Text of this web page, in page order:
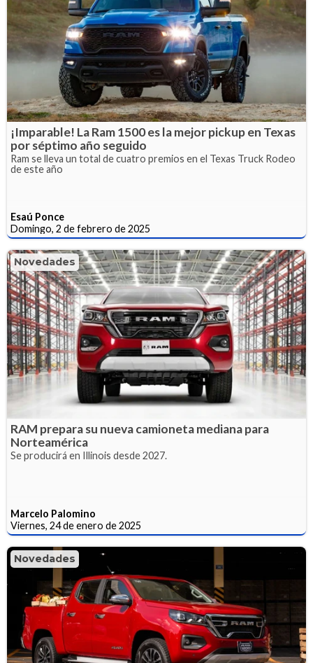
¡Imparable! La Ram 1500 es la mejor pickup en Texas
por séptimo año seguido
Ram se lleva un total de cuatro premios en el Texas Truck Rodeo
de este año
Esaú Ponce
Domingo, 2 de febrero de 2025
Novedades
RAM prepara su nueva camioneta mediana para
Norteamérica
Se producirá en Illinois desde 2027.
Marcelo Palomino
Viernes, 24 de enero de 2025
Novedades